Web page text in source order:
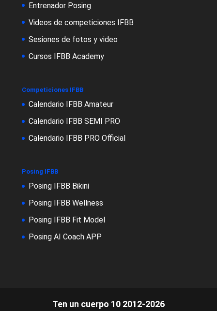
Entrenador Posing
Videos de competiciones IFBB
Sesiones de fotos y video
Cursos IFBB Academy
Competiciones IFBB
Calendario IFBB Amateur
Calendario IFBB SEMI PRO
Calendario IFBB PRO Official
Posing IFBB
Posing IFBB Bikini
Posing IFBB Wellness
Posing IFBB Fit Model
Posing AI Coach APP
Ten un cuerpo 10 2012-2026